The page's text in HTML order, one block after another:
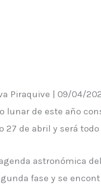
Piraquive | 09/04/
lunar de este año
27 de abril y será
astronómica
fase y se